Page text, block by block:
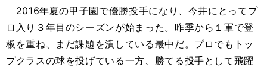
2016年夏の甲子園で優勝投手になり、今井にとってプ
ロ入り３年目のシーズンが始まった。昨季から１軍で登
板を重ね、まだ課題を潰している最中だ。プロでもトッ
プクラスの球を投げている一方、勝てる投手として飛躍